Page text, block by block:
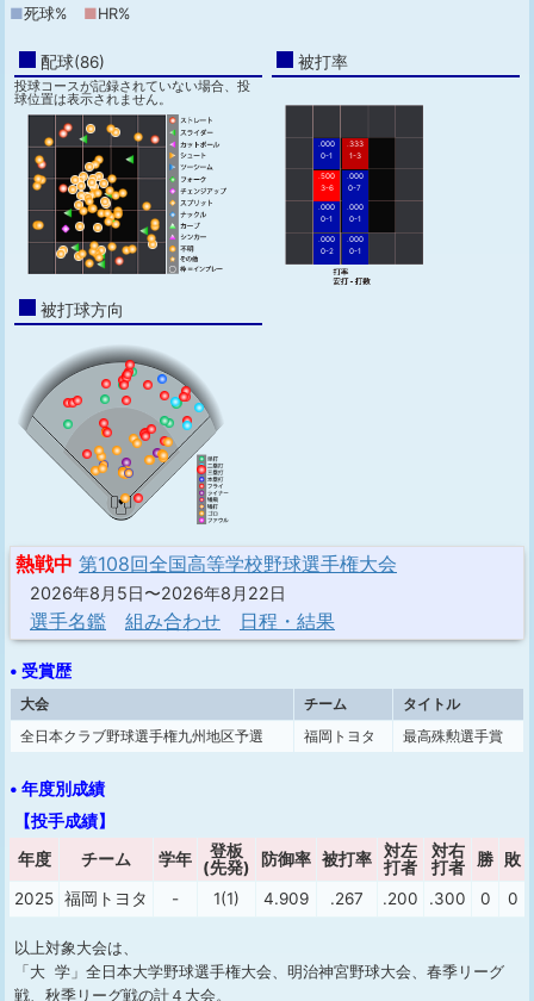
■死球% ■HR%
配球(86)
投球コースが記録されていない場合、投
球位置は表示されません。
被打率
.000
0-1
.333
1-3
.500
3-6
.000
0-7
.000
0-1
.000
0-1
.000
0-2
.000
0-1
被打球方向
熱戦中 第108回全国高等学校野球選手権大会
2026年8月5日〜2026年8月22日
選手名鑑 組み合わせ 日程・結果
• 受賞歴
大会 チーム
タイトル
全日本クラブ野球選手権九州地区予選
福岡トヨタ 最高殊勲選手賞
• 年度別成績
【投手成績】
年度
チーム 学年
登板
(先発)
防御率 被打率
対左
打者
対右
打者
勝 敗
2025 福岡トヨタ - 1(1) 4.909 .267 .200 .300 0 0
以上対象大会は、
「大 学」全日本大学野球選手権大会、明治神宮野球大会、春季リーグ
戦、秋季リーグ戦の計４大会。